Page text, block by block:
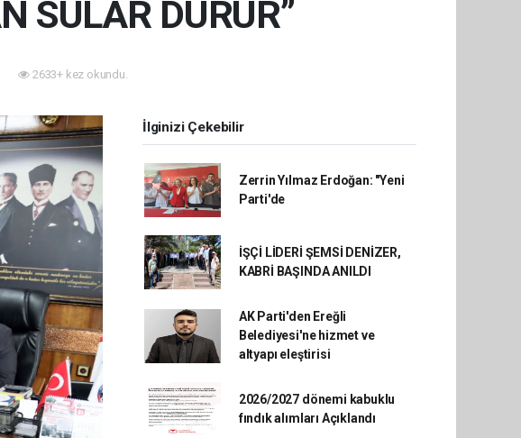
SULAR DURUR”
2633+ kez okundu.
İlginizi Çekebilir
Zerrin Yılmaz Erdoğan: "Yeni
Parti'de
İŞÇİ LİDERİ ŞEMSİ DENİZER,
KABRİ BAŞINDA ANILDI
AK Parti'den Ereğli
Belediyesi'ne hizmet ve
altyapı eleştirisi
2026/2027 dönemi kabuklu
fındık alımları Açıklandı